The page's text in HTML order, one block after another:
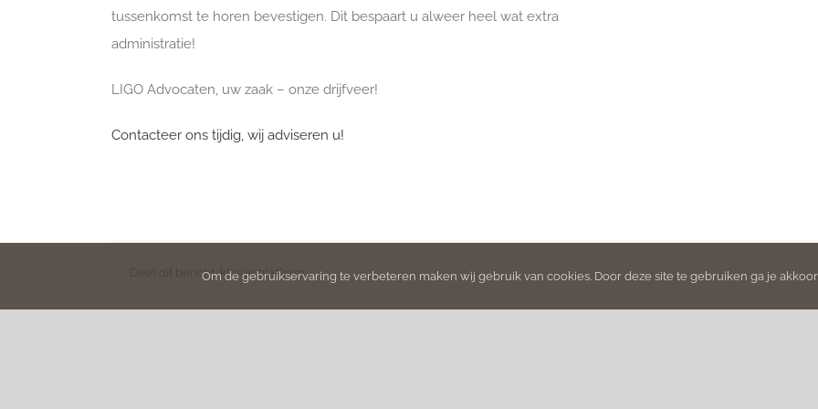
tussenkomst te horen bevestigen. Dit bespaart u alweer heel wat extra
administratie!
LIGO Advocaten, uw zaak – onze drijfveer!
Contacteer ons tijdig, wij adviseren u!
Deel dit bericht, kies je platform.
Om de gebruikservaring te verbeteren maken wij gebruik van cookies. Door deze site te gebruiken ga je